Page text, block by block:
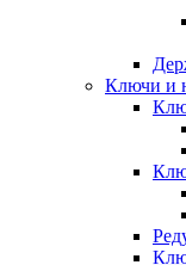
Ключи и